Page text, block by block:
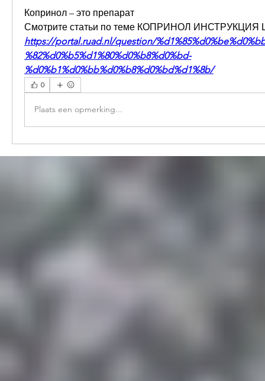
Копринол – это препарат
Смотрите статьи по теме КОПРИНОЛ
https://portal.ruad.nl/question/
%82%d0%b5%d1%80%d0%b8%d0%bd-
%d0%b1%d0%bb%d0%b8%d0%bd%d1%8b/
0
Plaats een opmerking...